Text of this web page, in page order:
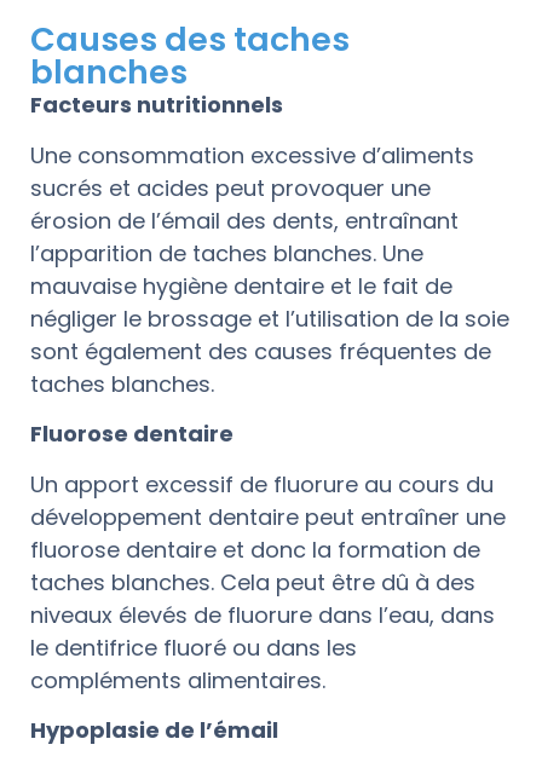
Causes des taches
blanches
Facteurs nutritionnels
Une consommation excessive d’aliments
sucrés et acides peut provoquer une
érosion de l’émail des dents, entraînant
l’apparition de taches blanches. Une
mauvaise hygiène dentaire et le fait de
négliger le brossage et l’utilisation de la soie
sont également des causes fréquentes de
taches blanches.
Fluorose dentaire
Un apport excessif de fluorure au cours du
développement dentaire peut entraîner une
fluorose dentaire et donc la formation de
taches blanches. Cela peut être dû à des
niveaux élevés de fluorure dans l’eau, dans
le dentifrice fluoré ou dans les
compléments alimentaires.
Hypoplasie de l’émail